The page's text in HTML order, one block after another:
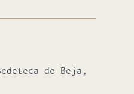
de Beja,